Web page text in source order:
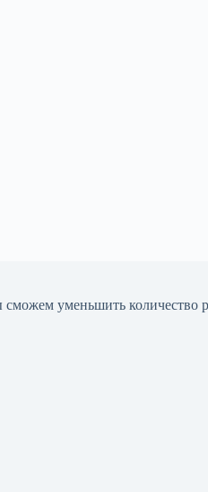
сможем уменьшить количество